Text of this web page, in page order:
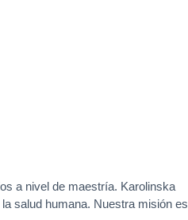
a nivel de maestría. Karolinska
salud humana. Nuestra misión es